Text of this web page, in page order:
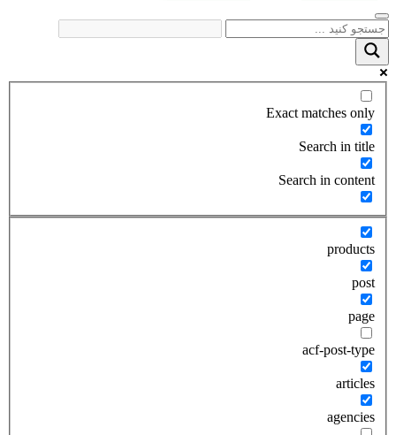
Exact matches only
Search in title
Search in content
products
post
page
acf-post-type
articles
agencies